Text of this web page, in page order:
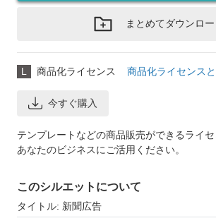
まとめてダウンロー
L 商品化ライセンス 商品化ライセンス
今すぐ購入
テンプレートなどの商品販売ができるライセ
あなたのビジネスにご活用ください。
このシルエットについて
タイトル: 新聞広告